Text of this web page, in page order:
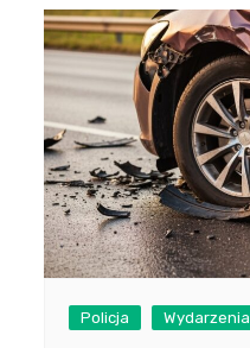
Policja Wydarzenia